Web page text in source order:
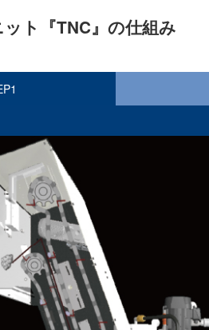
ト『TNC』の仕組み